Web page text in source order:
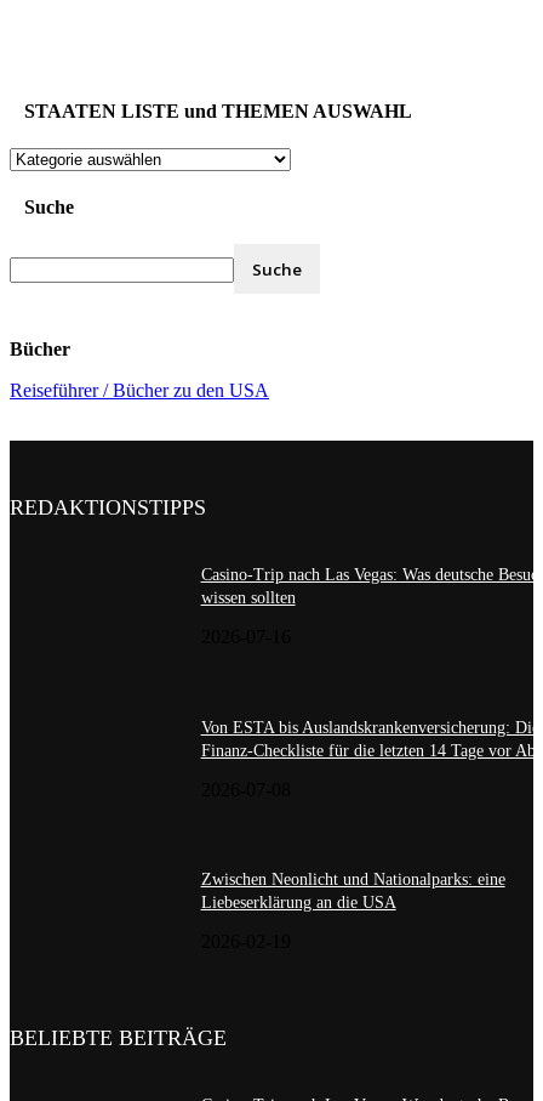
STAATEN LISTE und THEMEN AUSWAHL
STAATEN
und
Suche
Bücher
Reiseführer / Bücher zu den USA
REDAKTIONSTIPPS
Casino-Trip nach Las Vegas: Was deutsche
wissen sollten
Von ESTA bis Auslandskrankenversicherung: Die
Finanz-Checkliste für die letzten 14 Tage vor
Zwischen Neonlicht und Nationalparks: eine
Liebeserklärung an die USA
BELIEBTE BEITRÄGE